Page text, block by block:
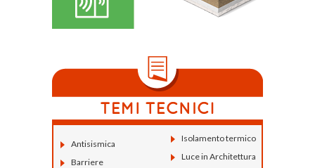
Antisismica
Barriere
Isolamento termico
Luce in Architettura